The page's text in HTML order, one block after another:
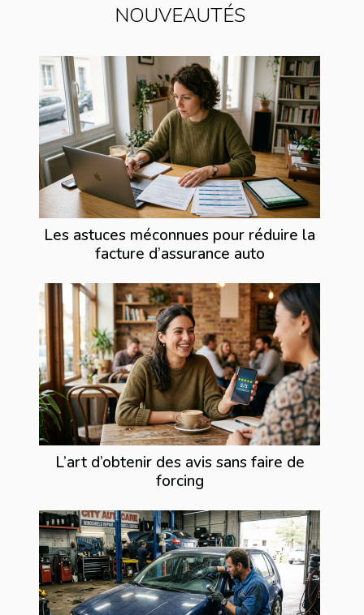
NOUVEAUTÉS
Les astuces méconnues pour réduire la
facture d’assurance auto
L’art d’obtenir des avis sans faire de
forcing